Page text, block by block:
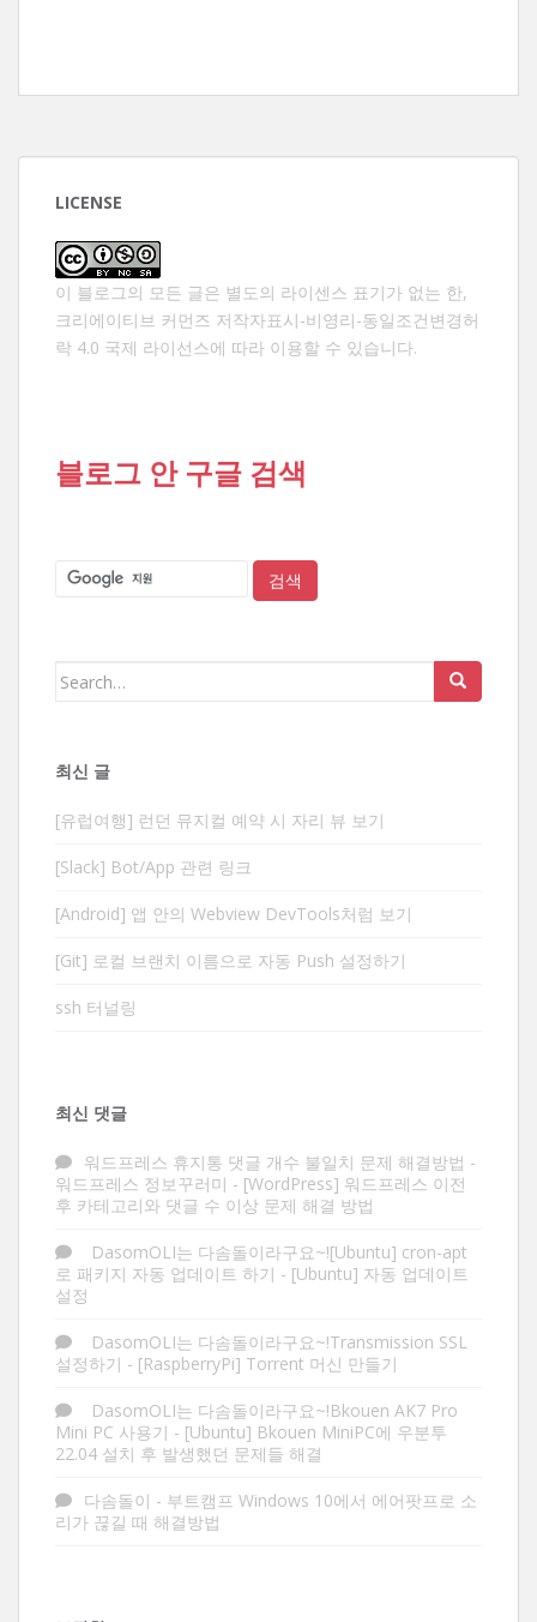
LICENSE
이 블로그의 모든 글은 별도의 라이센스 표기가 없는 한,
크리에이티브 커먼즈 저작자표시-비영리-동일조건변경허
락 4.0 국제 라이선스에 따라 이용할 수 있습니다.
블로그 안 구글 검색
Search
최신 글
[유럽여행] 런던 뮤지컬 예약 시 자리 뷰 보기
[Slack] Bot/App 관련 링크
[Android] 앱 안의 Webview DevTools처럼 보기
[Git] 로컬 브랜치 이름으로 자동 Push 설정하기
ssh 터널링
최신 댓글
워드프레스 휴지통 댓글 개수 불일치 문제 해결방법 -
워드프레스 정보꾸러미 - [WordPress] 워드프레스 이전
후 카테고리와 댓글 수 이상 문제 해결 방법
DasomOLI는 다솜돌이라구요~![Ubuntu] cron-apt
로 패키지 자동 업데이트 하기 - [Ubuntu] 자동 업데이트
설정
DasomOLI는 다솜돌이라구요~!Transmission SSL
설정하기 - [RaspberryPi] Torrent 머신 만들기
DasomOLI는 다솜돌이라구요~!Bkouen AK7 Pro
Mini PC 사용기 - [Ubuntu] Bkouen MiniPC에 우분투
22.04 설치 후 발생했던 문제들 해결
다솜돌이 - 부트캠프 Windows 10에서 에어팟프로 소
리가 끊길 때 해결방법